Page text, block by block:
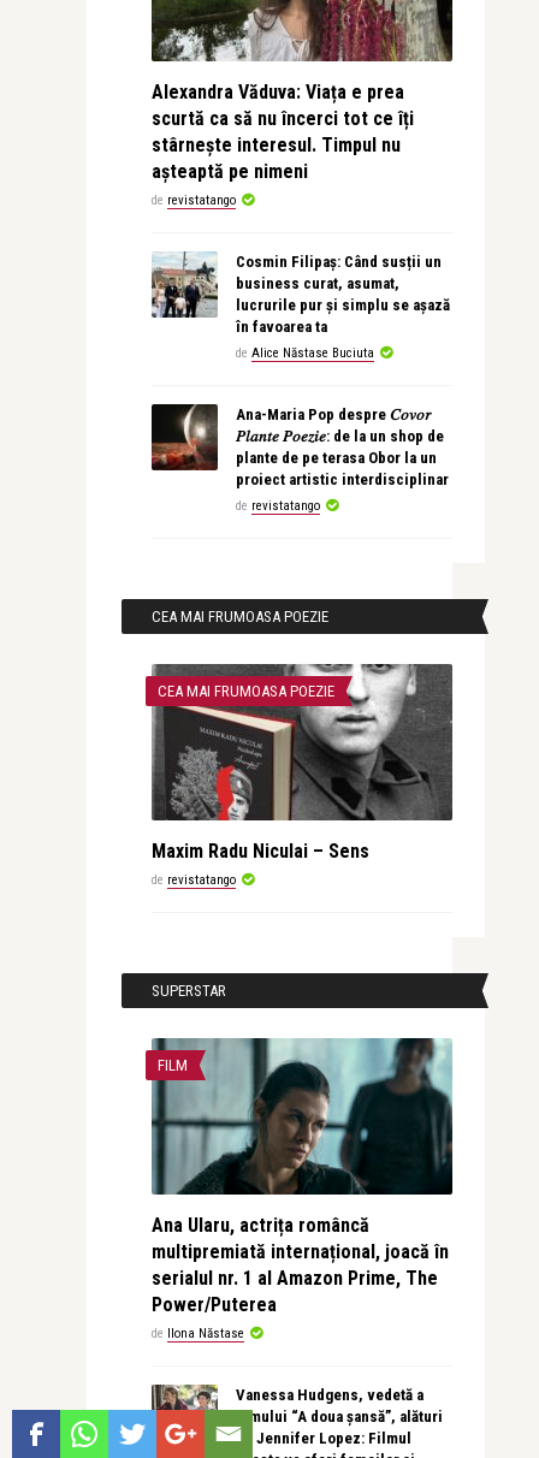
Alexandra Văduva: Viața e prea
scurtă ca să nu încerci tot ce îți
stârnește interesul. Timpul nu
așteaptă pe nimeni
de revistatango
Cosmin Filipaș: Când susții un
business curat, asumat,
lucrurile pur și simplu se așază
în favoarea ta
de Alice Năstase Buciuta
Ana-Maria Pop despre 𝐶𝑜𝑣𝑜𝑟
𝑃𝑙𝑎𝑛𝑡𝑒 𝑃𝑜𝑒𝑧𝑖𝑒: de la un shop de
plante de pe terasa Obor la un
proiect artistic interdisciplinar
de revistatango
CEA MAI FRUMOASA POEZIE
CEA MAI FRUMOASA POEZIE
Maxim Radu Niculai – Sens
de revistatango
SUPERSTAR
FILM
Ana Ularu, actrița româncă
multipremiată internațional, joacă în
serialul nr. 1 al Amazon Prime, The
Power/Puterea
de Ilona Năstase
Vanessa Hudgens, vedetă a
filmului “A doua șansă”, alături
de Jennifer Lopez: Filmul